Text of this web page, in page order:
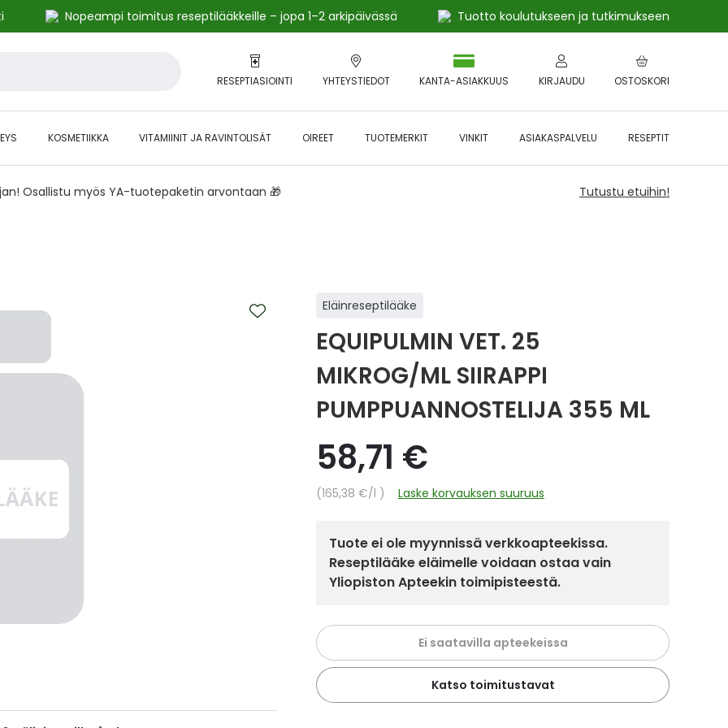
Nopeampi toimitus reseptilääkkeille – jopa 1–2 arkipäivässä
Tuotto koulutukseen ja tutkimukseen
RESEPTIASIOINTI YHTEYSTIEDOT OSTOSKORI
KANTA-ASIAKKUUS KIRJAUDU
KOSMETIIKKA VITAMIINIT JA RAVINTOLISÄT OIREET TUOTEMERKIT VINKIT ASIAKASPALVELU RESEPTIT
Osallistu myös YA-tuotepaketin arvontaan 🎁 Tutustu etuihin!
Eläinreseptilääke
EQUIPULMIN VET. 25
MIKROG/ML SIIRAPPI
PUMPPUANNOSTELIJA 355 ML
58,71 €
Yksikköhinta
165,38 €/l Laske korvauksen suuruus
Tuote ei ole myynnissä verkkoapteekissa.
Reseptilääke eläimelle voidaan ostaa vain
Yliopiston Apteekin toimipisteestä.
Ei saatavilla apteekeissa
Katso toimitustavat